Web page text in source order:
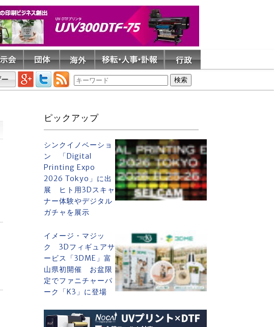
ピックアップ
シンクイノベーショ
ン 「Digital
Printing Expo
2026 Tokyo」に出
展 ヒト用3Dスキャ
ナー体験やデジタル
ガチャを展示
イメージ・マジッ
ク 3Dフィギュアサ
ービス「3DME」富
山県初開催 お盆限
定でファニチャーパ
ーク「K3」に登場